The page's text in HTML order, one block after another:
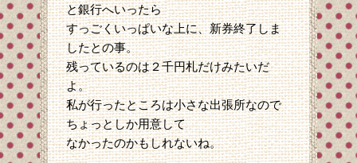
と銀行へいったら
すっごくいっぱいな上に、新券終了しま
したとの事。
残っているのは２千円札だけみたいだ
よ。
私が行ったところは小さな出張所なので
ちょっとしか用意して
なかったのかもしれないね。